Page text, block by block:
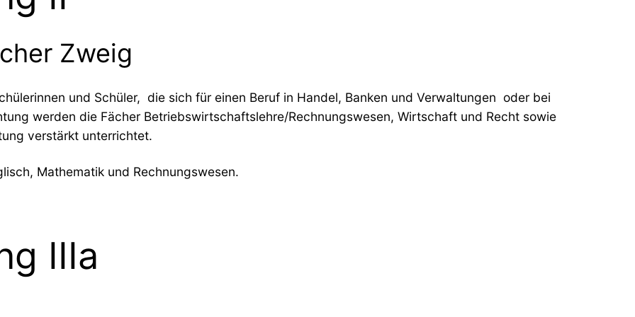
Zweig
und Schüler, die sich für einen Beruf in Handel, Banken und Verwaltungen oder bei
werden die Fächer Betriebswirtschaftslehre/Rechnungswesen, Wirtschaft und Recht sowie
verstärkt unterrichtet.
Mathematik und Rechnungswesen.
IIIa